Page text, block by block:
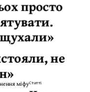
просто
не
Статті